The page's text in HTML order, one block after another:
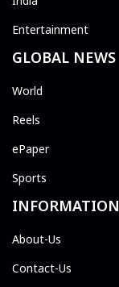
Entertainment
GLOBAL NEWS
World
Reels
ePaper
Sports
INFORMATION
About-Us
Contact-Us